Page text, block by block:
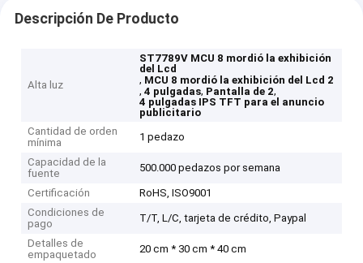
Descripción De Producto
Alta luz
ST7789V MCU 8 mordió la exhibición
del Lcd
, MCU 8 mordió la exhibición del Lcd 2
,4 pulgadas, Pantalla de 2,
4 pulgadas IPS TFT para el anuncio
publicitario
Cantidad de orden
mínima
1 pedazo
Capacidad de la
fuente
500.000 pedazos por semana
Certificación
RoHS, ISO9001
Condiciones de
pago
T/T, L/C, tarjeta de crédito, Paypal
Detalles de
empaquetado
20 cm * 30 cm * 40 cm